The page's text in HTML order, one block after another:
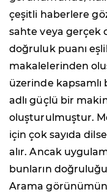
çeşitli haberlere
sahte veya gerçek
doğruluk puanı
makalelerinden
üzerinde
adlı güçlü bir
oluşturulmuştur.
için çok sayıda
alır. Ancak
bunların
Arama